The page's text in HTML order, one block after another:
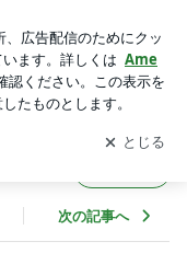
を受け取りまし
開く
次の記事へ